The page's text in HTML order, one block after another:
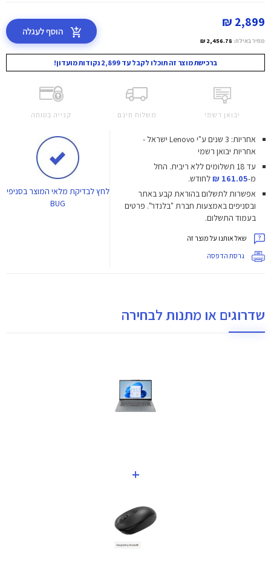
2,899 ₪
מחיר באילת: 2,456.78 ₪
הוסף לעגלה
ברכישת מוצר זה תוכלו לקבל עד 2,899 נקודות מועדון!
יבואן רשמי משלוח חינם קנייה בטוחה
אחריות: 3 שנים ע"י Lenovo ישראל -
אחריות יבואן רשמי
עד 18 תשלומים ללא ריבית.
החל
מ-161.05 ₪
לחודש.
אפשרות לתשלום בהוראת קבע באתר
ובסניפים באמצעות חברת "בלנדר". פרטים
בעמוד התשלום.
שאל אותנו על מוצר זה
גרסת הדפסה
לחץלבדיקת מלאי המוצר בסניפי
BUG
שדרוגים או מתנות לבחירה
+